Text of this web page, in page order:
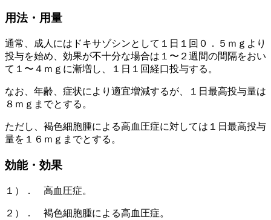
用法・用量
通常、成人にはドキサゾシンとして１日１回０．５ｍｇより
投与を始め、効果が不十分な場合は１〜２週間の間隔をおい
て１〜４ｍｇに漸増し、１日１回経口投与する。
なお、年齢、症状により適宜増減するが、１日最高投与量は
８ｍｇまでとする。
ただし、褐色細胞腫による高血圧症に対しては１日最高投与
量を１６ｍｇまでとする。
効能・効果
１）． 高血圧症。
２）． 褐色細胞腫による高血圧症。